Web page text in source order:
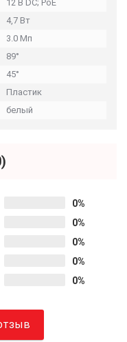
12 В DC; PoE
4,7 Вт
3.0 Мп
89°
45°
Пластик
белый
0%
0%
0%
0%
0%